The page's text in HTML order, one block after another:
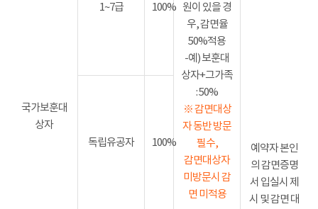
국가보훈대
상자
1~7급 100% 원이 있을 경
우, 감면율
50%적용
-예) 보훈대
상자+그가족
: 50%
※ 감면대상
자 동반 방문
필수,
감면대상자
미방문시 감
면 미적용
예약자 본인
의 감면증명
서 입실시 제
시 및 감면 대
독립유공자 100%